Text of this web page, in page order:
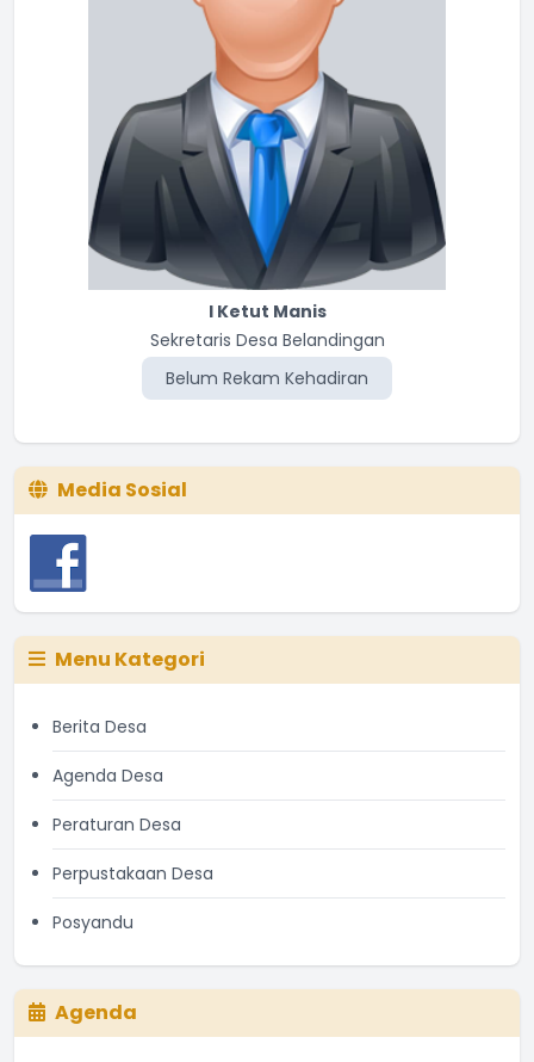
I Ketut Manis
Sekretaris Desa Belandingan
Belum Rekam Kehadiran
Media Sosial
Menu Kategori
Berita Desa
Agenda Desa
Peraturan Desa
Perpustakaan Desa
Posyandu
Agenda